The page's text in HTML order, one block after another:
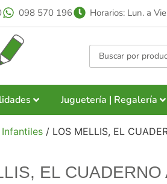
098 570 196 Horarios: Lun. a
Juguetería | Regalería
Infantiles / LOS MELLIS, EL
EL CUADERNO